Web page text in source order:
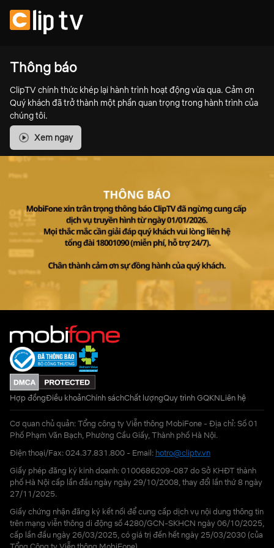
Thông báo
ClipTV chính thức khép lại hành trình hoạt động vừa qua. Cảm ơn
Quý khách đã trở thành một phần quan trọng trong hành trình của
chúng tôi.
Xem ngay
Hợp đồngĐiều khoảnChính sáchChất lượngQuy trình GQKNLiên hệ
Cơ quan chủ quản: Tổng công ty Viễn thông MobiFone - Địa chỉ: Số 01
Phố Phạm Văn Bạch, Phường Cầu Giấy, Thành phố Hà Nội.
Điện thoại/Fax: 024.37.831.800 - Email: hotro@cliptv.vn
Giấy phép đăng ký kinh doanh: 0100686209-087 do Sở KHĐT thành
phố Hà Nội cấp lần đầu ngày ngày 29/10/2008, thay đổi lần thứ 8 ngày
27/11/2025.
Giấy chứng nhận đăng ký kết nối để cung cấp dịch vụ nội dung thông tin
trên mạng viễn thông di động số 4280/GCN-SKHCN ngày 06/10/2025,
cấp lần đầu ngày 26/03/2025, có giá trị đến hết ngày 25/03/2030 (của